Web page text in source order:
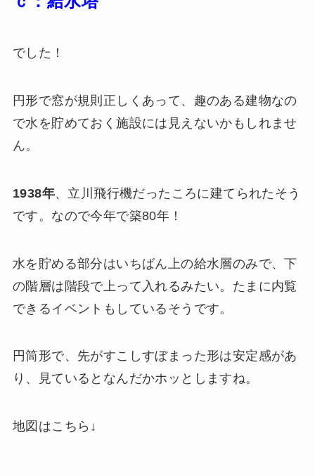
でした！
円形で窓が規則正しくあって、趣のある建物なの
で水を貯めておく施設には見えないかもしれませ
ん。
1938年、立川飛行機だったころに建てられたそう
です。なので今年で築80年！
水を貯める部分はいちばん上の給水層のみで、下
の階層は階段で上って入れるみたい。たまに内覧
できるイベントもしているそうです。
円筒形で、先がすこしすぼまった形は安定感があ
り、見ているとなんだかホッとしますね。
地図はこちら↓